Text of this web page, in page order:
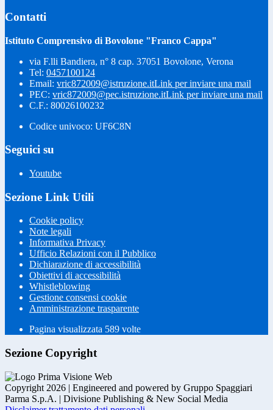
Contatti
Istituto Comprensivo di Bovolone "Franco Cappa"
via F.lli Bandiera, n° 8 cap. 37051 Bovolone, Verona
Tel: 0457100124
Email: vric872009@istruzione.itLink per inviare una mail
PEC: vric872009@pec.istruzione.itLink per inviare una mail
C.F.: 80026100232
Codice univoco: UF6C8N
Seguici su
Youtube
Sezione Link Utili
Cookie policy
Note legali
Informativa Privacy
Ufficio Relazioni con il Pubblico
Dichiarazione di accessibilità
Obiettivi di accessibilità
Whistleblowing
Gestione consensi cookie
Amministrazione trasparente
Pagina visualizzata 589 volte
Sezione Copyright
Copyright 2026 | Engineered and powered by Gruppo Spaggiari
Parma S.p.A. | Divisione Publishing & New Social Media